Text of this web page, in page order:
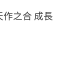
作之合 成長